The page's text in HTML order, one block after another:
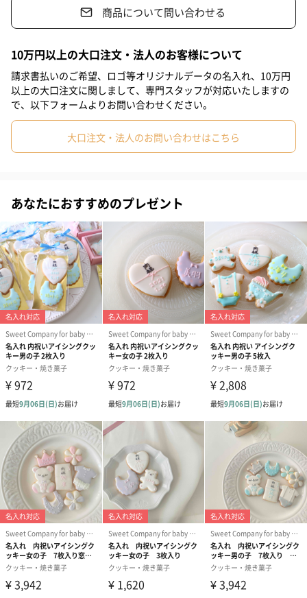
可愛いだけではなく美味しさも。
あげた人ももらった人も嬉しい贈り物です。
世界に一つだけの特別なギフト
優しいパステルカラーにこだわり可愛いと美味しいをセットで、
お客様に大変喜ばれています。
材料にもこだわり、見た目だけでなく食べても美味しいと好評で
す。やさしい色味も人気のひとつです。
お口の中でクッキーのさくほろ感とアイシングの甘みが溶け合い
ます。
印象に残る可愛いBOX
お祝い用のゴールドの台紙、透明袋でリボンでラッピング。
可愛らしいピンクのBOXに、アイシングクッキーを横に5つ並べ
て、中のクッキーがしっかり見える透明窓付きにしています。と
「Sweet Company」
Sweet Companyは大人可愛く美味しいをテーマにアイシングクッ
キーやカップケーキを全国配送しております。
お祝いごとや記念日、結婚式、プチギフト、ノベルティ、撮影用
などお客様の人生のあらゆるシーンで幅広くお使い頂ける様、デ
ザインや色味にこだわりお作りしております。
一度ご利用いただきましたお客様とのご縁を大切に心を込めてお
商品について問い合わせる
10万円以上の大口注文・法人のお客様について
請求書払いのご希望、ロゴ等オリジナルデータの名入れ、10万円
以上の大口注文に関しまして、専門スタッフが対応いたしますの
で、以下フォームよりお問い合わせください。
大口注文・法人のお問い合わせはこちら
あなたにおすすめのプレゼント